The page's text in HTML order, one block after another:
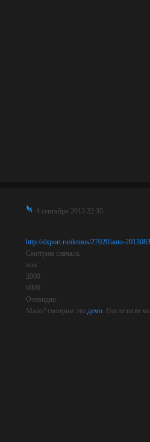
4 сентября 2013 22:35
http://dxport.ru/demos/27020/auto-
Смотрим сначала.
или
2000
6900
Очевидно.
Мало? смотрим это демо. После пяти